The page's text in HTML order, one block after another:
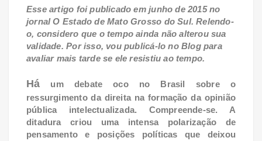
Esse artigo foi publicado em junho de 2015 no
jornal O Estado de Mato Grosso do Sul. Relendo-
o, considero que o tempo ainda não alterou sua
validade. Por isso, vou publicá-lo no Blog para
avaliar mais tarde se ele resistiu ao tempo.
Há um debate oco no Brasil sobre o
ressurgimento da direita na formação da opinião
pública intelectualizada. Compreende-se. A
ditadura criou uma intensa polarização de
pensamento e posições políticas que deixou